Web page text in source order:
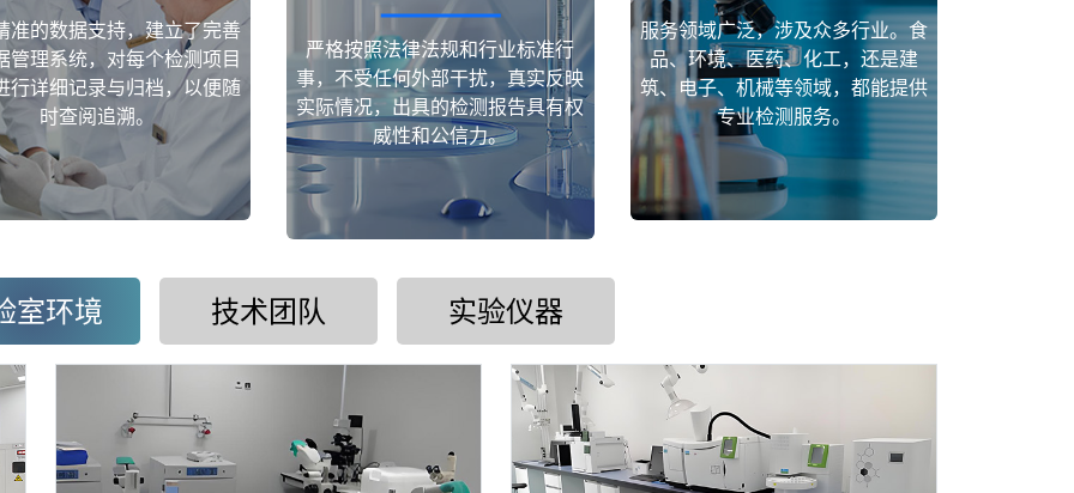
准的数据支持，建立了完善
管理系统，对每个检测项目
行详细记录与归档，以便随
时查阅追溯。
严格按照法律法规和行业标准行
事，不受任何外部干扰，真实反映
实际情况，出具的检测报告具有权
威性和公信力。
服务领域广泛，涉及众多行业。食
品、环境、医药、化工，还是建
筑、电子、机械等领域，都能提供
专业检测服务。
室环境 技术团队 实验仪器